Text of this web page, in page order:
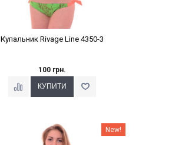
Купальник Rivage Line 4350-3
100 грн.
Наклейки Варіант з % New!